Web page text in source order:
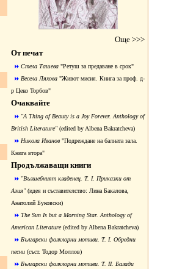
Още >>>
От печат
Стела Ташева "Ретуш за предаване в срок"
Весела Ляхова "Живот мисия. Книга за проф. д-
р Цеко Торбов"
Очаквайте
"A Thing of Beauty is a Joy Forever. Anthology of
British Literature" (edited by Albena Bakratcheva)
Никола Иванов "Подреждане на балната зала.
Книга втора"
Продължаващи книги
"Вълшебният кладенец. Т. I. Приказки от
Азия" (идея и съставителство: Лина Бакалова,
Анатолий Буковски)
The Sun Is but a Morning Star. Anthology of
American Literature(edited by Albena Bakratcheva)
Български фолклорни мотиви. Т. I. Обредни
песни (съст. Тодор Моллов)
Български фолклорни мотиви. Т. II. Балади